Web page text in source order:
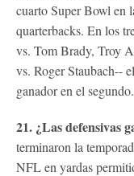
cuarto Super Bowl en
quarterbacks. En los
vs. Tom Brady, Troy
vs. Roger Staubach--
ganador en el segundo.
21. ¿Las defensivas
terminaron la
NFL en yardas